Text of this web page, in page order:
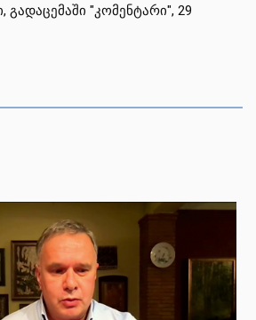
"კომენტარი", 29